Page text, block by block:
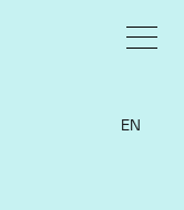
EN